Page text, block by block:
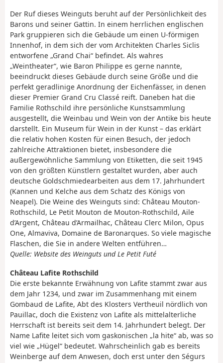
Der Ruf dieses Weinguts beruht auf der Persönlichkeit des
Barons und seiner Gattin. In einem herrlichen englischen
Park gruppieren sich die Gebäude um einen U-förmigen
Innenhof, in dem sich der vom Architekten Charles Siclis
entworfene „Grand Chai“ befindet. Als wahres
„Weintheater“, wie Baron Philippe es gerne nannte,
beeindruckt dieses Gebäude durch seine Größe und die
perfekt geradlinige Anordnung der Eichenfässer, in denen
dieser Premier Grand Cru Classé reift. Daneben hat die
Familie Rothschild ihre persönliche Kunstsammlung
ausgestellt, die Weinbau und Wein von der Antike bis heute
darstellt. Ein Museum für Wein in der Kunst – das erklärt
die relativ hohen Kosten für einen Besuch, der jedoch
zahlreiche Attraktionen bietet, insbesondere die
außergewöhnliche Sammlung von Etiketten, die seit 1945
von den größten Künstlern gestaltet wurden, aber auch
deutsche Goldschmiedearbeiten aus dem 17. Jahrhundert
(Kannen und Kelche aus dem Schatz des Königs von
Neapel). Die Weine des Weinguts sind: Château Mouton-
Rothschild, Le Petit Mouton de Mouton-Rothschild, Aile
d’Argent, Château d’Armailhac, Château Clerc Milon, Opus
One, Almaviva, Domaine de Baronarques. So viele magische
Flaschen, die Sie in andere Welten entführen…
Quelle: Website des Weinguts und Le Petit Futé
Château Lafite Rothschild
Die erste bekannte Erwähnung von Lafite stammt zwar aus
dem Jahr 1234, und zwar im Zusammenhang mit einem
Gombaud de Lafite, Abt des Klosters Vertheuil nördlich von
Pauillac, doch die Existenz von Lafite als mittelalterliche
Herrschaft ist bereits seit dem 14. Jahrhundert belegt. Der
Name Lafite leitet sich vom gaskonischen „la hite“ ab, was so
viel wie „Hügel“ bedeutet. Wahrscheinlich gab es bereits
Weinberge auf dem Anwesen, doch erst unter den Ségurs